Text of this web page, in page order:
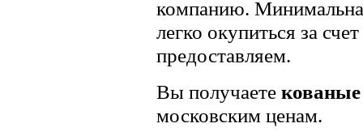
компанию.
легко окупиться за
предоставляем.
Вы получаете кованые
московским ценам.